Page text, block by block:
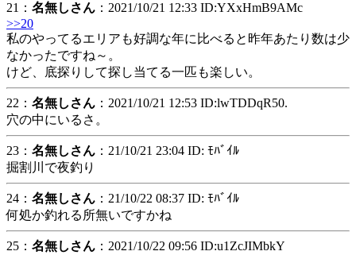
21： 名無しさん ：2021/10/21 12:33 ID:YXxHmB9AMc
>>20
私のやってるエリアも好調な年に比べると昨年あたり数は少
なかったですね～。
けど、底探りして探し当てる一匹も楽しい。
22： 名無しさん ：2021/10/21 12:53 ID:lwTDDqR50.
穴の中にいるさ。
23： 名無しさん ：21/10/21 23:04 ID: ﾓﾊﾞｲﾙ
掘割川で夜釣り
24： 名無しさん ：21/10/22 08:37 ID: ﾓﾊﾞｲﾙ
何処か釣れる所無いですかね
25： 名無しさん ：2021/10/22 09:56 ID:u1ZcJIMbkY